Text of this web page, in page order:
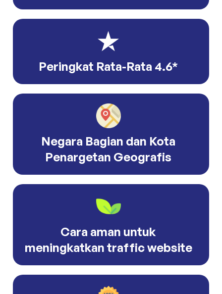
Peringkat Rata-Rata 4.6*
Negara Bagian dan Kota
Penargetan Geografis
Cara aman untuk
meningkatkan traffic website